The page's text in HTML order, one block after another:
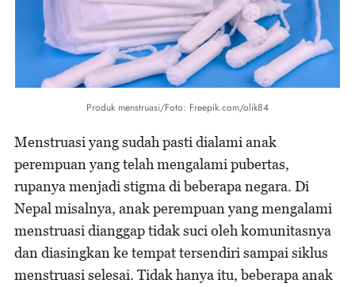
Produk menstruasi/Foto: Freepik.com/olik84
Menstruasi yang sudah pasti dialami anak
perempuan yang telah mengalami pubertas,
rupanya menjadi stigma di beberapa negara. Di
Nepal misalnya, anak perempuan yang mengalami
menstruasi dianggap tidak suci oleh komunitasnya
dan diasingkan ke tempat tersendiri sampai siklus
menstruasi selesai. Tidak hanya itu, beberapa anak